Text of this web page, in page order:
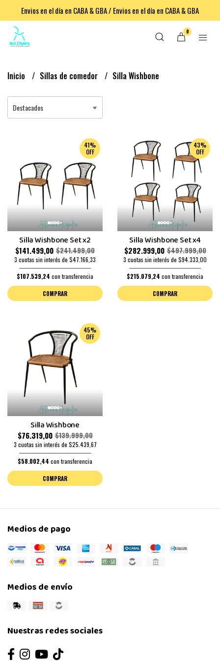
Envios en el día en CABA & GBA / Envios en el día en CABA & GBA
0
Inicio Sillas de comedor Silla Wishbone
41%
OFF
Silla Wishbone Set x2
$141.499,00 $241.499,00
3 cuotas sin interés de $47.166,33
$107.539,24 con transferencia
COMPRAR
43%
OFF
Silla Wishbone Set x4
$282.999,00 $497.999,00
3 cuotas sin interés de $94.333,00
$215.079,24 con transferencia
COMPRAR
45%
OFF
Silla Wishbone
$76.319,00 $139.999,00
3 cuotas sin interés de $25.439,67
$58.002,44 con transferencia
COMPRAR
Medios de pago
Medios de envío
Nuestras redes sociales